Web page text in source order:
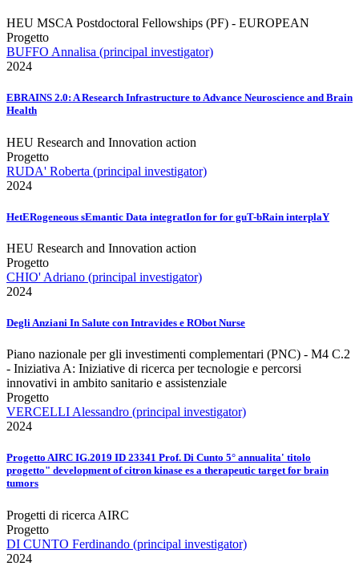
HEU MSCA Postdoctoral Fellowships (PF) - EUROPEAN
Progetto
BUFFO Annalisa (principal investigator)
2024
EBRAINS 2.0: A Research Infrastructure to Advance Neuroscience and Brain
Health
HEU Research and Innovation action
Progetto
RUDA' Roberta (principal investigator)
2024
HetERogeneous sEmantic Data integratIon for for guT-bRain interplaY
HEU Research and Innovation action
Progetto
CHIO' Adriano (principal investigator)
2024
Degli Anziani In Salute con Intravides e RObot Nurse
Piano nazionale per gli investimenti complementari (PNC) - M4 C.2
- Iniziativa A: Iniziative di ricerca per tecnologie e percorsi
innovativi in ambito sanitario e assistenziale
Progetto
VERCELLI Alessandro (principal investigator)
2024
Progetto AIRC IG.2019 ID 23341 Prof. Di Cunto 5° annualita' titolo
progetto" development of citron kinase es a therapeutic target for brain
tumors
Progetti di ricerca AIRC
Progetto
DI CUNTO Ferdinando (principal investigator)
2024